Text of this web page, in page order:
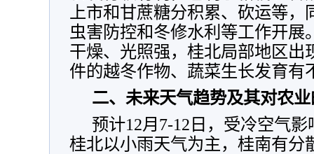
上市和甘蔗糖分积累、砍运等
虫害防控和冬修水利等工作开展
干燥、光照强，桂北局部地区出
件的越冬作物、蔬菜生长发育有
二、未来天气趋势及其对农
预计12月7-12日，受冷空气
桂北以小雨天气为主，桂南有分